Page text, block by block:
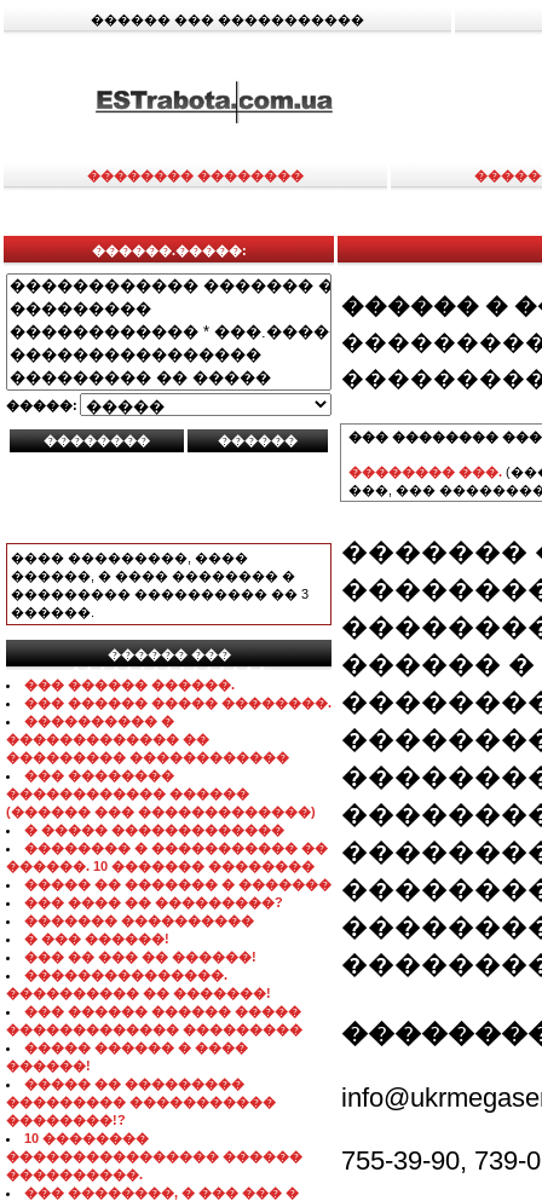
������ ��� �����������
�������� ��������
������.�����:
�����:
���� ���������, ����
������, � ���� �������� �
��������� ���������� �� 3
������.
������ ���
���������������
��� ������ ������.
��� ������ ����� ��������.
���������� �
������������� ��
��������� ������������
��� ��������
������������ ������
(������ ��� �������������)
� ����� �������������
�������� � ����������� ��
������. 10 ������� ��������
����� �� ������� � �������
��� ���� �� ���������?
������� ����������
� ��� ������!
��� �� ��� �� ������!
���������������.
���������� �� �������!
��� ������ ������ �����
������������� ���������
����� ������ � ����
������!
����� �� ���������
��������� �����������
��������!?
10 ��������
���������������� ������
����������.
��� ��������, � ��� ��� �
������ �
��� ��������
�������� ���.
���, ���
�������
������
755-39-90, 739-